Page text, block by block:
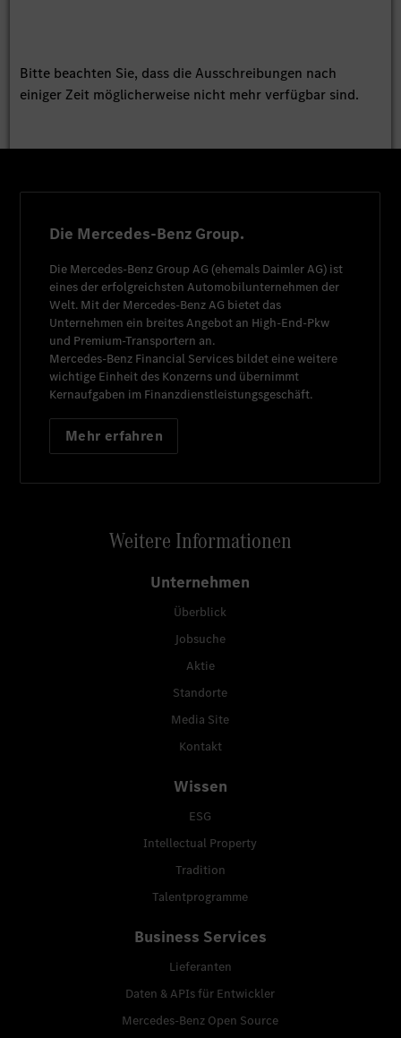
Bitte beachten Sie, dass die Ausschreibungen nach
einiger Zeit möglicherweise nicht mehr verfügbar sind.
Die Mercedes-Benz Group.
Die Mercedes-Benz Group AG (ehemals Daimler AG) ist
eines der erfolgreichsten Automobilunternehmen der
Welt. Mit der Mercedes-Benz AG bietet das
Unternehmen ein breites Angebot an High-End-Pkw
und Premium-Transportern an.
Mercedes-Benz Financial Services bildet eine weitere
wichtige Einheit des Konzerns und übernimmt
Kernaufgaben im Finanzdienstleistungsgeschäft.
Mehr erfahren
Weitere Informationen
Unternehmen
Überblick
Jobsuche
Aktie
Standorte
Media Site
Kontakt
Wissen
ESG
Intellectual Property
Tradition
Talentprogramme
Business Services
Lieferanten
Daten & APIs für Entwickler
Mercedes-Benz Open Source